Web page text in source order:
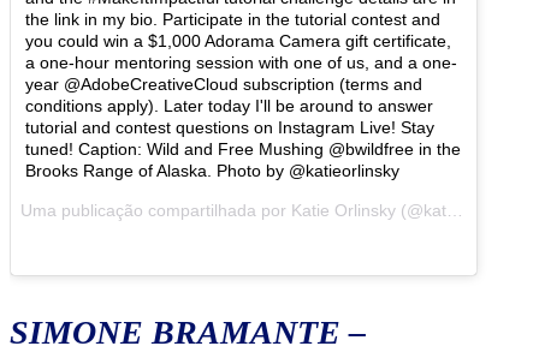
the link in my bio. Participate in the tutorial contest and
you could win a $1,000 Adorama Camera gift certificate,
a one-hour mentoring session with one of us, and a one-
year @AdobeCreativeCloud subscription (terms and
conditions apply). Later today I'll be around to answer
tutorial and contest questions on Instagram Live! Stay
tuned! Caption: Wild and Free Mushing @bwildfree in the
Brooks Range of Alaska. Photo by @katieorlinsky
SIMONE BRAMANTE –